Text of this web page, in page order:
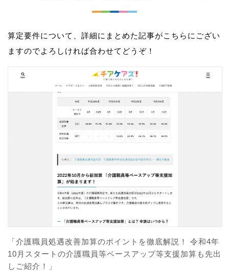
算定要件について、詳細にまとめた記事がこちらにござい
ますのでよろしければ合わせてどうぞ！
「介護職員処遇改善加算のポイントを徹底解説！ 令和4年
10月スタートの介護職員等ベースアップ等支援加算も先出
しご紹介！」